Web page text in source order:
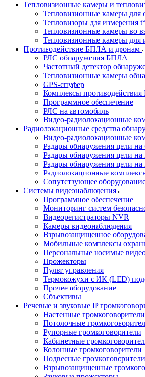
Тепловизионные камеры и
Тепловизионные камеры для
Тепловизоры для измерения
Тепловизионные камеры во
Тепловизионные камеры для
Противодействие БПЛА и дронам
РЛС обнаружения БПЛА
Частотный детектор
Тепловизионные камеры
GPS-спуфер
Комплексы
Программное обеспечение
РЛС на автомобиль
Видео-радиолокационные
Радиолокационные средства
Видео-радиолокационные
Радары обнаружения цели
Радары обнаружения цели на
Радары обнаружения цели на
Радиолокационные
Сопутствующее оборудование
Системы видеонаблюдения
Программное обеспечение
Мониторинг систем
Видеорегистраторы NVR
Камеры видеонаблюдения
Взрывозащищенное
Мобильные комплексы
Персональные носимые
Прожекторы
Пульт управления
Термокожухи с ИК (LED)
Прочее оборудование
Объективы
Речевые и звуковые IP
Настенные громкоговорители
Потолочные
Рупорные громкоговорители
Кабинетные
Колонные громкоговорители
Подвесные громкоговорители
Взрывозащищенные